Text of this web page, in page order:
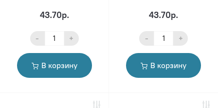
43.70р.
- +
В корзину
43.70р.
- +
В корзину